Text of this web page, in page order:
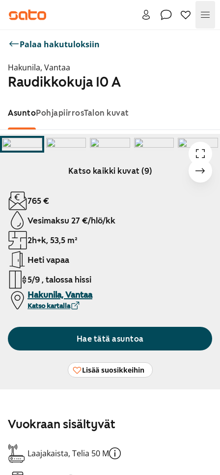
Palaa hakutuloksiin
Hakunila, Vantaa
Raudikkokuja 10 A
AsuntoPohjapiirrosTalon kuvat
Katso kaikki kuvat (9)
Näytetään dia 1 / 9
765 €
Vesimaksu 27 €/hlö/kk
2h+k, 53,5 m²
Heti vapaa
5/9 , talossa hissi
Hakunila, Vantaa
Katso kartalla
Hae tätä asuntoa
Lisää suosikkeihin
Vuokraan sisältyvät
Laajakaista, Telia 50 M